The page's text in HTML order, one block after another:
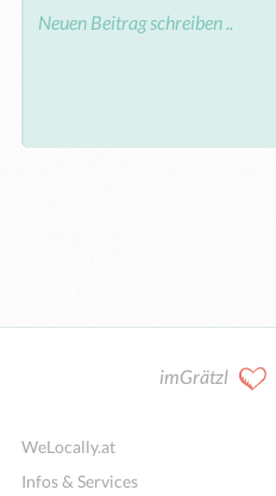
imGrätzl
WeLocally.at
Infos & Services